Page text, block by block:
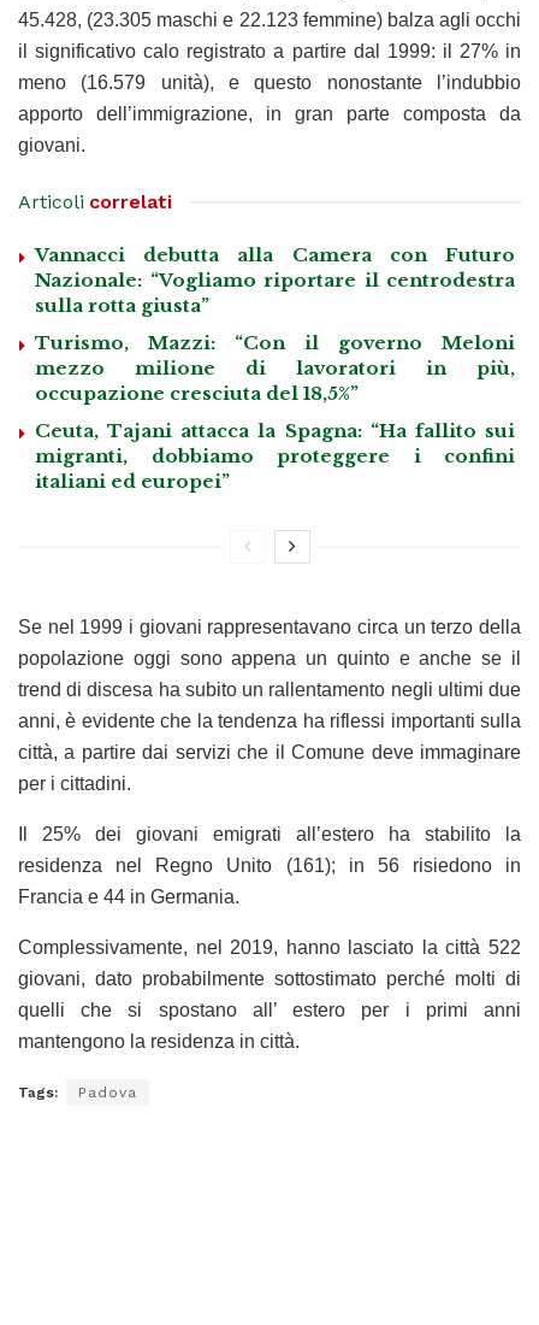
45.428, (23.305 maschi e 22.123 femmine) balza agli occhi
il significativo calo registrato a partire dal 1999: il 27% in
meno (16.579 unità), e questo nonostante l’indubbio
apporto dell’immigrazione, in gran parte composta da
giovani.
Articoli correlati
Vannacci debutta alla Camera con Futuro
Nazionale: “Vogliamo riportare il centrodestra
sulla rotta giusta”
Turismo, Mazzi: “Con il governo Meloni
mezzo milione di lavoratori in più,
occupazione cresciuta del 18,5%”
Ceuta, Tajani attacca la Spagna: “Ha fallito sui
migranti, dobbiamo proteggere i confini
italiani ed europei”
Se nel 1999 i giovani rappresentavano circa un terzo della
popolazione oggi sono appena un quinto e anche se il
trend di discesa ha subito un rallentamento negli ultimi due
anni, è evidente che la tendenza ha riflessi importanti sulla
città, a partire dai servizi che il Comune deve immaginare
per i cittadini.
Il 25% dei giovani emigrati all’estero ha stabilito la
residenza nel Regno Unito (161); in 56 risiedono in
Francia e 44 in Germania.
Complessivamente, nel 2019, hanno lasciato la città 522
giovani, dato probabilmente sottostimato perché molti di
quelli che si spostano all’ estero per i primi anni
mantengono la residenza in città.
Tags: Padova